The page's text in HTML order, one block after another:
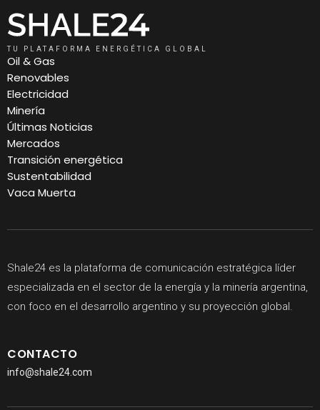
TU PLATAFORMA ENERGÉTICA GLOBAL
Oil & Gas
Renovables
Electricidad
Minería
Últimas Noticias
Mercados
Transición energética
Sustentabilidad
Vaca Muerta
Shale24 es la plataforma de comunicación estratégica líder
especializada en el sector de la energía y la minería argentina,
con foco en el desarrollo argentino y su proyección global.
CONTACTO
info@shale24.com